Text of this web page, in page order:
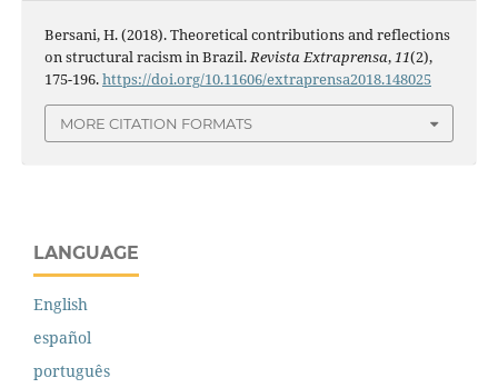
Bersani, H. (2018). Theoretical contributions and reflections
on structural racism in Brazil. Revista Extraprensa, 11(2),
175-196.https://doi.org/10.11606/extraprensa2018.148025
MORE CITATION FORMATS
LANGUAGE
English
español
português